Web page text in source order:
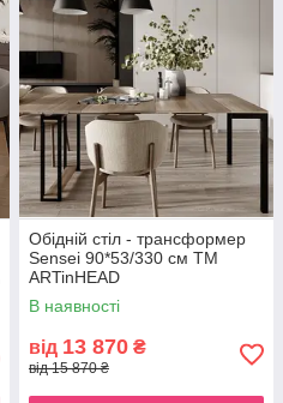
Обідній стіл - трансформер
Sensei 90*53/330 см ТМ
ARTinHEAD
В наявності
від 13 870 ₴
від 15 870 ₴